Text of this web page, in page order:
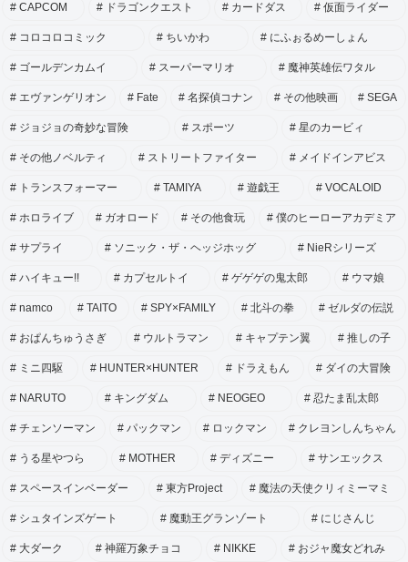
CAPCOM ドラゴンクエスト カードダス 仮面ライダー
コロコロコミック ちいかわ にふぉるめーしょん
ゴールデンカムイ スーパーマリオ 魔神英雄伝ワタル
エヴァンゲリオン Fate 名探偵コナン その他映画 SEGA
ジョジョの奇妙な冒険 スポーツ 星のカービィ
その他ノベルティ ストリートファイター メイドインアビス
トランスフォーマー TAMIYA 遊戯王 VOCALOID
ホロライブ ガオロード その他食玩 僕のヒーローアカデミア
サプライ ソニック・ザ・ヘッジホッグ NieRシリーズ
ハイキュー!! カプセルトイ ゲゲゲの鬼太郎 ウマ娘
namco TAITO SPY×FAMILY 北斗の拳 ゼルダの伝説
おぱんちゅうさぎ ウルトラマン キャプテン翼 推しの子
ミニ四駆 HUNTER×HUNTER ドラえもん ダイの大冒険
NARUTO キングダム NEOGEO 忍たま乱太郎
チェンソーマン パックマン ロックマン クレヨンしんちゃん
うる星やつら MOTHER ディズニー サンエックス
スペースインベーダー 東方Project 魔法の天使クリィミーマミ
シュタインズゲート 魔動王グランゾート にじさんじ
大ダーク 神羅万象チョコ NIKKE おジャ魔女どれみ